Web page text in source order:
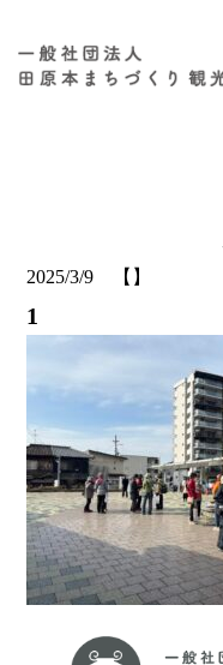
2025/3/9 【】
1